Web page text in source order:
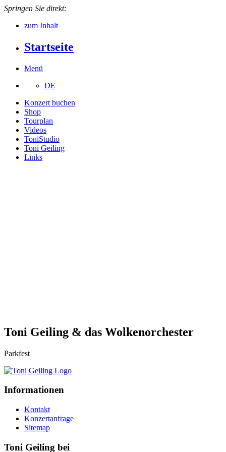
Springen Sie direkt:
zum Inhalt
Startseite
Menü
DE
Konzert buchen
Shop
Tourplan
Videos
ToniStudio
Toni Geiling
Links
Toni Geiling & das Wolkenorchester
Parkfest
Informationen
Kontakt
Konzertanfrage
Sitemap
Toni Geiling bei